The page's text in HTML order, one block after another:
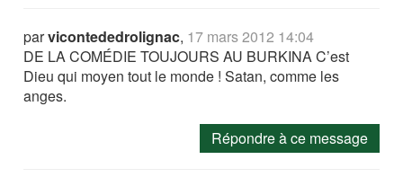
parvicontededrolignac, 17 mars 2012 14:04
DE LA COMÉDIE TOUJOURS AU BURKINA C’est
Dieu qui moyen tout le monde ! Satan, comme les
anges.
Répondre à ce message